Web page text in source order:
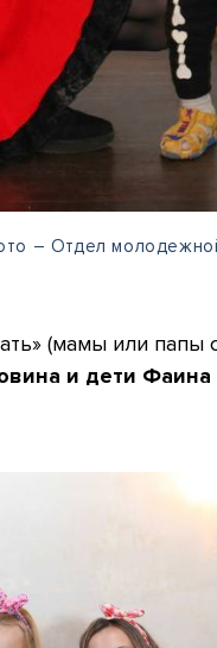
– Отдел
(мамы или папы
и дети Фаина